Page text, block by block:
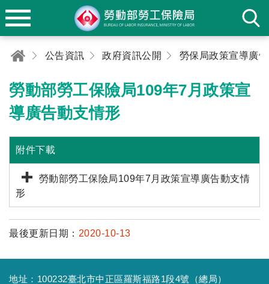
公告資訊 政府資訊公開
勞動部勞工保險局109年7月政策宣
導廣告動支情形
附件下載
勞動部勞工保險局109年7月政策宣導廣告動支情
形
最後更新日期： 2020-10-13
地址：100232臺北市中正區羅斯福路1段4號（總局）